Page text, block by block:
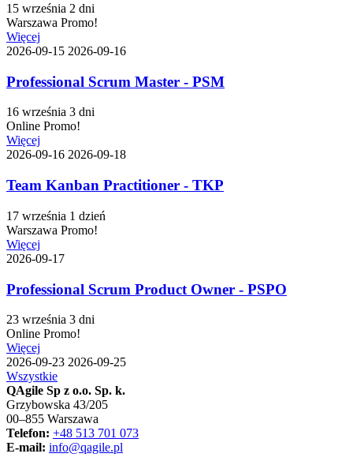
15 września 2 dni
Warszawa Promo!
Więcej
2026-09-15 2026-09-16
Professional Scrum Master - PSM
16 września 3 dni
Online Promo!
Więcej
2026-09-16 2026-09-18
Team Kanban Practitioner - TKP
17 września 1 dzień
Warszawa Promo!
Więcej
2026-09-17
Professional Scrum Product Owner - PSPO
23 września 3 dni
Online Promo!
Więcej
2026-09-23 2026-09-25
Wszystkie
QAgile Sp z o.o. Sp. k.
Grzybowska 43/205
00–855 Warszawa
Telefon: +48 513 701 073
E-mail: info@qagile.pl